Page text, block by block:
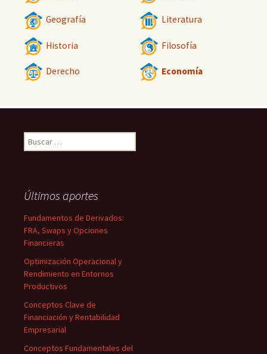
Geografía Literatura
Historia Filosofía
Derecho Economía
Buscar:
Últimos aportes
Fundamentos de Derivados:
FRA, Swaps y Opciones
Financieras
Optimización Operacional y
Rendimiento en Entornos
Productivos
Conceptos Clave de
Financiación y Rentabilidad
Empresarial
Conceptos Fundamentales del